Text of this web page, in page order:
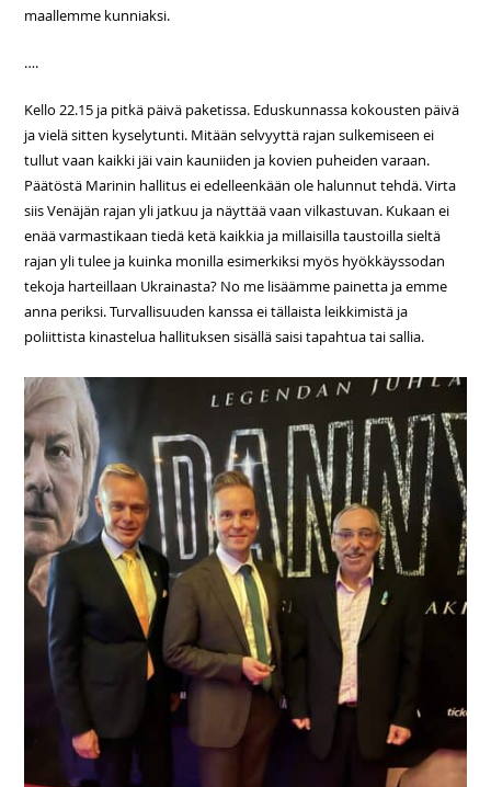
maallemme kunniaksi.
….
Kello 22.15 ja pitkä päivä paketissa. Eduskunnassa kokousten päivä
ja vielä sitten kyselytunti. Mitään selvyyttä rajan sulkemiseen ei
tullut vaan kaikki jäi vain kauniiden ja kovien puheiden varaan.
Päätöstä Marinin hallitus ei edelleenkään ole halunnut tehdä. Virta
siis Venäjän rajan yli jatkuu ja näyttää vaan vilkastuvan. Kukaan ei
enää varmastikaan tiedä ketä kaikkia ja millaisilla taustoilla sieltä
rajan yli tulee ja kuinka monilla esimerkiksi myös hyökkäyssodan
tekoja harteillaan Ukrainasta? No me lisäämme painetta ja emme
anna periksi. Turvallisuuden kanssa ei tällaista leikkimistä ja
poliittista kinastelua hallituksen sisällä saisi tapahtua tai sallia.